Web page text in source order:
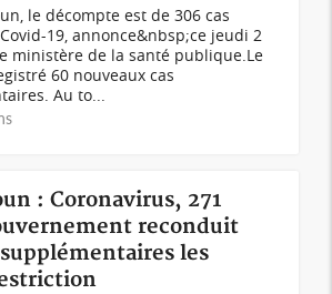
le décompte est de 306 cas
19, annonce&nbsp;ce jeudi 2
ministère de la santé publique.Le
60 nouveaux cas
Au to...
: Coronavirus, 271
reconduit
les